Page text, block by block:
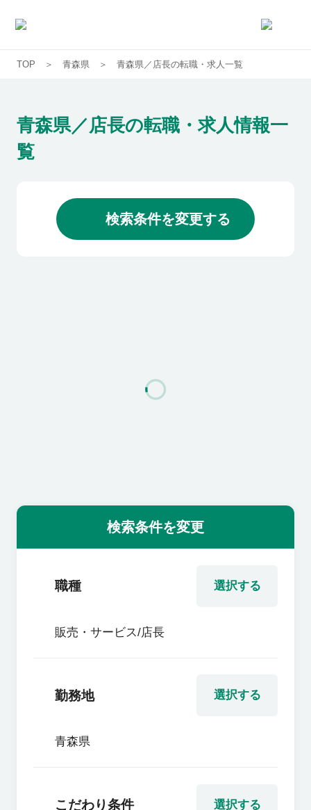
求人一覧
企業一覧
よくあるご質問
企業の担当者様
TOP 青森県 青森県／店長の転職・求人一覧
青森県／店長の転職・求人情報一
覧
検索条件を変更する
検索条件を変更
選択する
職種
販売・サービス/店長
選択する
勤務地
青森県
選択する
こだわり条件